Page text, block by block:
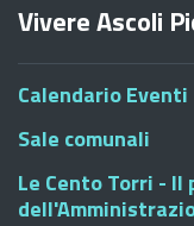
Vivere Ascoli
Calendario Eventi
Sale comunali
Le Cento Torri -